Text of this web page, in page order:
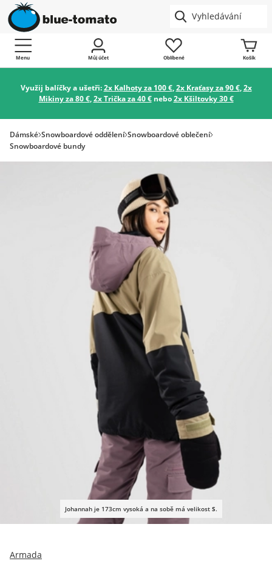
Menu Můj účet Oblíbené Košík
Využij balíčky a ušetři:2x Kalhoty za 100 €,2x Kraťasy za 90 €,2x
Mikiny za 80 €,2x Trička za 40 €nebo2x Kšiltovky 30 €
Dámské Snowboardové oddělení Snowboardové oblečení
Snowboardové bundy
Johannah je 173cm vysoká a na sobě má velikost S.
Armada